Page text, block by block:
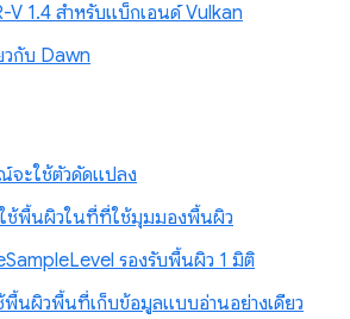
V 1.4 สำหรับแบ็กเอนด์ Vulkan
วกับ Dawn
จะใช้ตัวดัดแปลง
ใช้พื้นผิวในที่ที่ใช้มุมมองพื้นผิว
รองรับพื้นผิว 1 มิติ
พื้นผิวพื้นที่เก็บข้อมูลแบบอ่านอย่างเดียว